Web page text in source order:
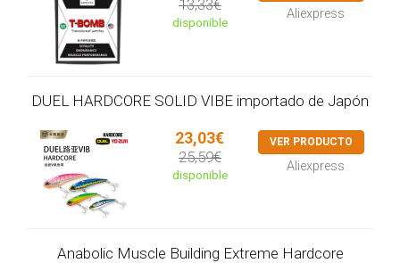
13,33€
disponible
Aliexpress
DUEL HARDCORE SOLID VIBE importado de Japón
23,03€
25,59€
disponible
VER PRODUCTO
Aliexpress
Anabolic Muscle Building Extreme Hardcore